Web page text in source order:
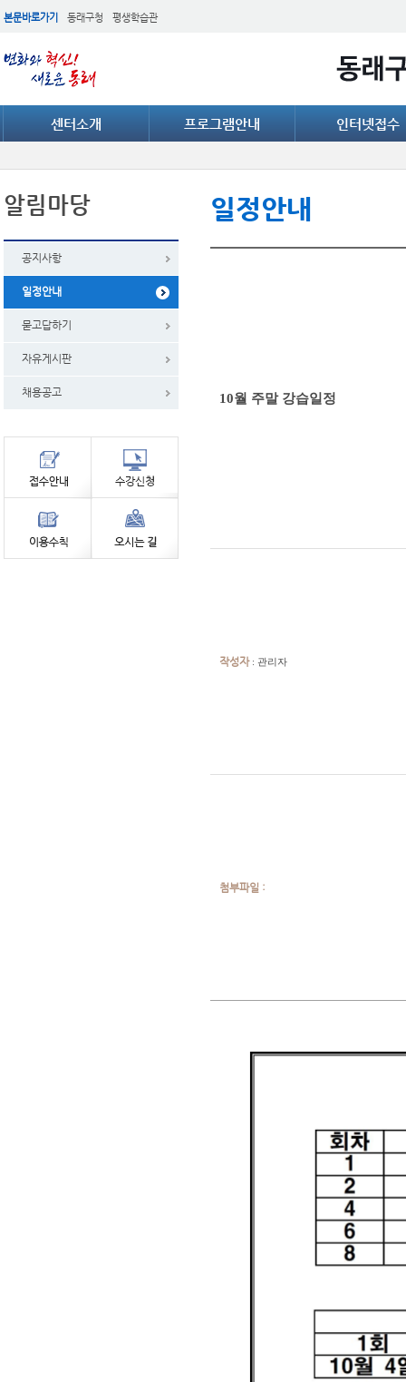
본문바로가기 동래구청 평생학습관
센터소개 프로그램안내 인터넷접수
알림마당
공지사항
일정안내
묻고답하기
자유게시판
채용공고
일정안내
10월 주말 강습일정
작성자: 관리자
첨부파일 :